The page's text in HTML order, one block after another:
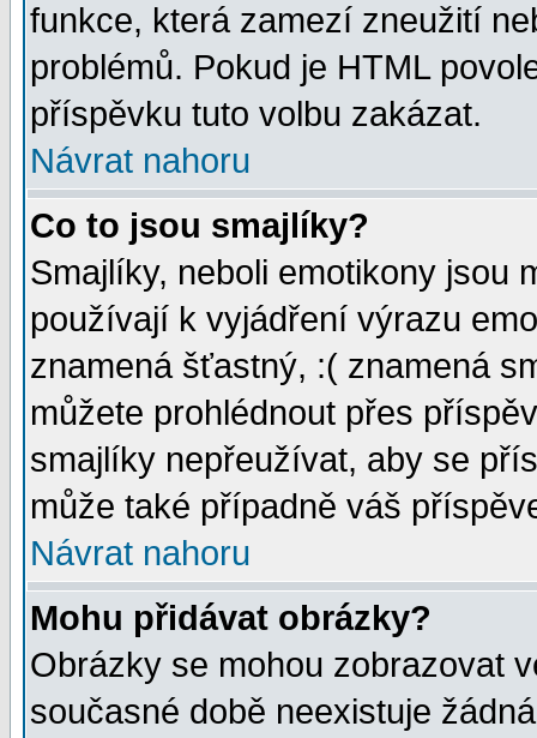
funkce, která zamezí zneužití
problémů. Pokud je HTML
příspěvku tuto volbu zakázat.
Návrat nahoru
Co to jsou smajlíky?
Smajlíky, neboli emotikony jsou
používají k vyjádření výrazu
znamená šťastný, :( znamená
můžete prohlédnout přes
smajlíky nepřeužívat, aby se
může také případně váš
Návrat nahoru
Mohu přidávat obrázky?
Obrázky se mohou zobrazovat
současné době neexistuje